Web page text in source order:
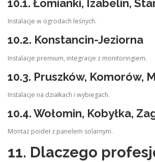
10.1. Łomianki, Izabelin,
Instalacje w ogrodach leśnych.
10.2. Konstancin-Jeziorna
Instalacje premium, integracje z monitoringiem.
10.3. Pruszków, Komorów,
Instalacje na działkach i wybiegach.
10.4. Wołomin, Kobyłka,
Montaż poideł z panelem solarnym.
11. Dlaczego